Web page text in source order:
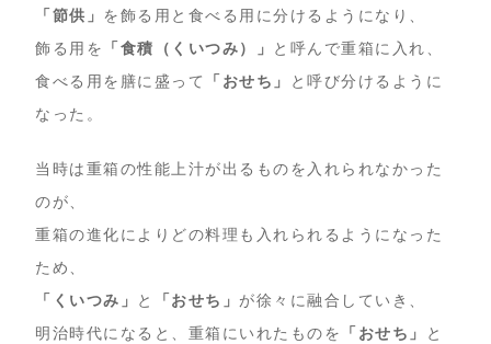
「節供」 を飾る用と食べる用に分けるようになり、
飾る用を
「食積（くいつみ）」
と呼んで重箱に入れ、
食べる用を膳に盛って
「おせち」
と呼び分けるように
なった。
当時は重箱の性能上汁が出るものを入れられなかった
のが、
重箱の進化によりどの料理も入れられるようになった
ため、
「くいつみ」
と 「おせち」 が徐々に融合していき、
明治時代になると、重箱にいれたものを
「おせち」
と